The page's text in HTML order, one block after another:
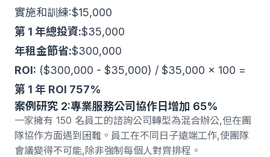
實施和訓練:$15,000
第 1 年總投資:$35,000
年租金節省:$300,000
ROI: ($300,000 - $35,000) / $35,000 × 100 =
第 1 年 ROI 757%
案例研究 2:專業服務公司協作日增加 65%
一家擁有 150 名員工的諮詢公司轉型為混合辦公,但在團
隊協作方面遇到困難。員工在不同日子遠端工作,使團隊
會議變得不可能,除非強制每個人對齊排程。